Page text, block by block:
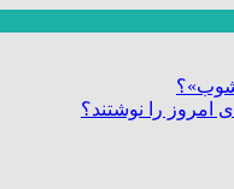
آشوب»؟
امروز را نوشتند؟